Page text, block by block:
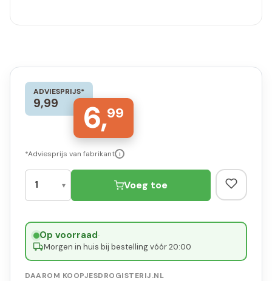
ADVIESPRIJS*
9,99 6,99
*Adviesprijs van fabrikant i
Voeg toe
Op voorraad·
Morgen in huis bij bestelling vóór 20:00
DAAROM KOOPJESDROGISTERIJ.NL